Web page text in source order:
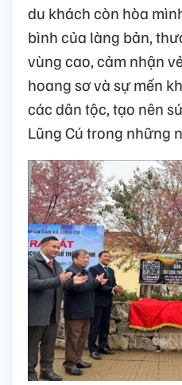
du khách còn hòa
bình của làng bản,
vùng cao, cảm nhận
hoang sơ và sự mến
các dân tộc, tạo nên
Lũng Cú trong những